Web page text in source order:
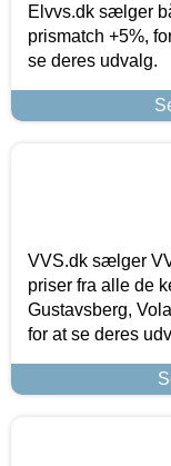
Elvvs.dk sælger
prismatch +5%,
se deres udvalg.
VVS.dk sælger
priser fra alle de
Gustavsberg,
for at se deres